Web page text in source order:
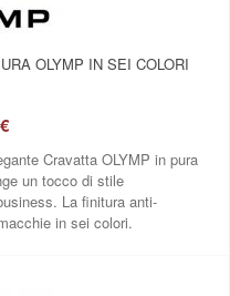
OLYMP IN SEI COLORI
Cravatta OLYMP in pura
un tocco di stile
La finitura anti-
in sei colori.